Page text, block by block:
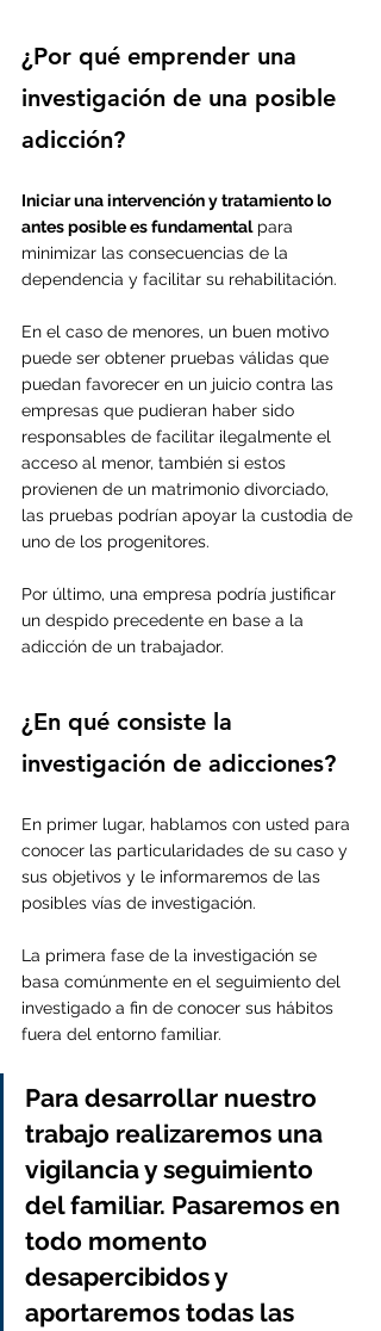
¿Por qué emprender una
investigación de una posible
adicción?
Iniciar una intervención y tratamiento lo
antes posible es fundamental para
minimizar las consecuencias de la
dependencia y facilitar su rehabilitación.
En el caso de menores, un buen motivo
puede ser obtener pruebas válidas que
puedan favorecer en un juicio contra las
empresas que pudieran haber sido
responsables de facilitar ilegalmente el
acceso al menor, también si estos
provienen de un matrimonio divorciado,
las pruebas podrían apoyar la custodia de
uno de los progenitores.
Por último, una empresa podría justificar
un despido precedente en base a la
adicción de un trabajador.
¿En qué consiste la
investigación de adicciones?
En primer lugar, hablamos con usted para
conocer las particularidades de su caso y
sus objetivos y le informaremos de las
posibles vías de investigación.
La primera fase de la investigación se
basa comúnmente en el seguimiento del
investigado a fin de conocer sus hábitos
fuera del entorno familiar.
Para desarrollar nuestro
trabajo realizaremos una
vigilancia y seguimiento
del familiar. Pasaremos en
todo momento
desapercibidos y
aportaremos todas las